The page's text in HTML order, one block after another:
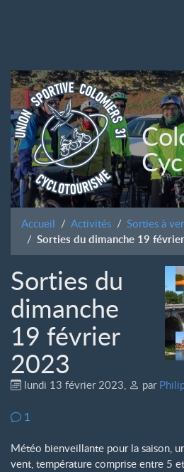
Accueil Activités Sorties à
Sorties du dimanche 19
Sorties du
dimanche
19 février
2023
lundi 13 février 2023, par
1
Météo bienveillante pour la saison,
vent, température comprise entre 5